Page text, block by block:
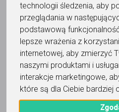
technologii śledzenia, aby
przeglądania w
podstawową
lepsze wrażenia z
internetowej, aby zmierzyć
naszymi produktami i
interakcje marketingowe,
które są dla Ciebie bardziej
Do ulubionych
Oznacz wystąpienie
Romek